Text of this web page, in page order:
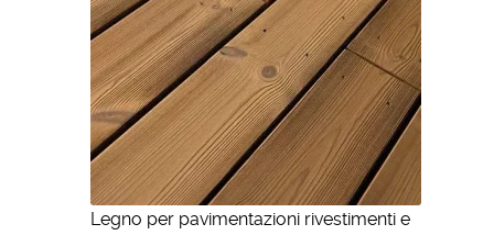
Legno per pavimentazioni rivestimenti e